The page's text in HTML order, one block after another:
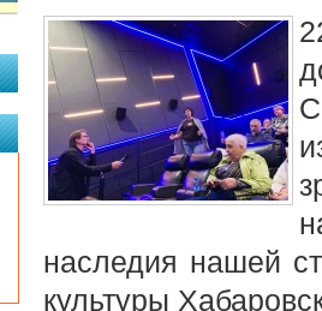
наследия нашей
культуры